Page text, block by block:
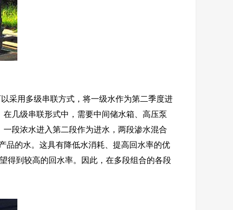
采用多级串联方式，将一级水作为第二季度进
几级串联形式中，需要中间储水箱、高压泵
段浓水进入第二段作为进水，两段渗水混合
品的水。这具有降低水消耗、提高回水率的优
得到较高的回水率。因此，在多段组合的各段